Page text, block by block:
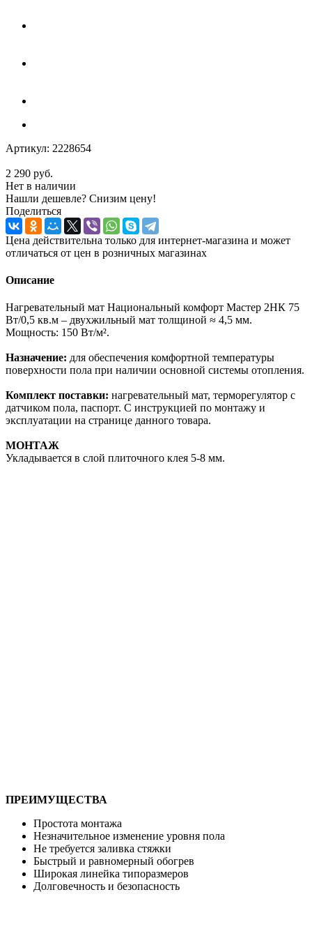
Артикул: 2228654
2 290 руб.
Нет в наличии
Нашли дешевле? Снизим цену!
Поделиться
Цена действительна только для интернет-магазина и может
отличаться от цен в розничных магазинах
Описание
Нагревательный мат Национальный комфорт Мастер 2НК 75
Вт/0,5 кв.м – двухжильный мат толщиной ≈ 4,5 мм.
Мощность: 150 Вт/м².
Назначение: для обеспечения комфортной температуры
поверхности пола при наличии основной системы отопления.
Комплект поставки: нагревательный мат, терморегулятор с
датчиком пола, паспорт. С инструкцией по монтажу и
эксплуатации на странице данного товара.
МОНТАЖ
Укладывается в слой плиточного клея 5-8 мм.
ПРЕИМУЩЕСТВА
Простота монтажа
Незначительное изменение уровня пола
Не требуется заливка стяжки
Быстрый и равномерный обогрев
Широкая линейка типоразмеров
Долговечность и безопасность